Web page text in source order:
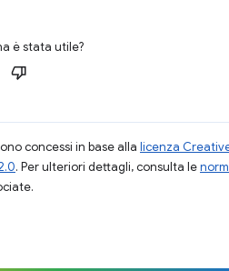
è stata utile?
concessi in base alla licenza
. Per ulteriori dettagli, consulta le